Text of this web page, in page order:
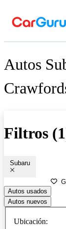
Autos
Filtros
Subaru
Autos usados
Autos nuevos
Ubicación: